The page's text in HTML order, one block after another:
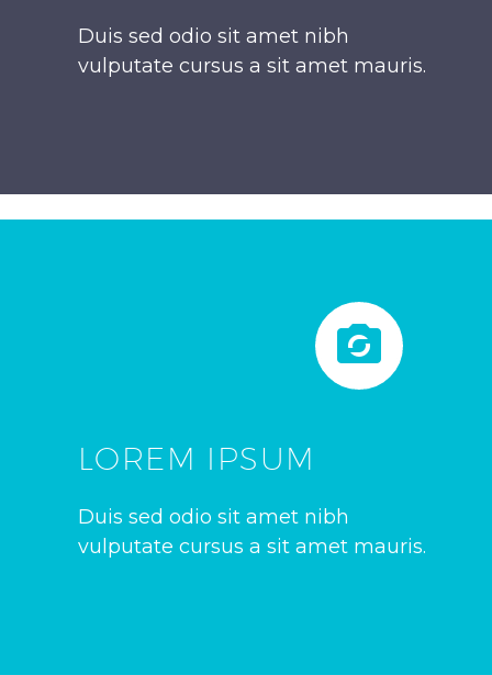
Duis sed odio sit amet nibh
vulputate cursus a sit amet mauris.


LOREM IPSUM
Duis sed odio sit amet nibh
vulputate cursus a sit amet mauris.